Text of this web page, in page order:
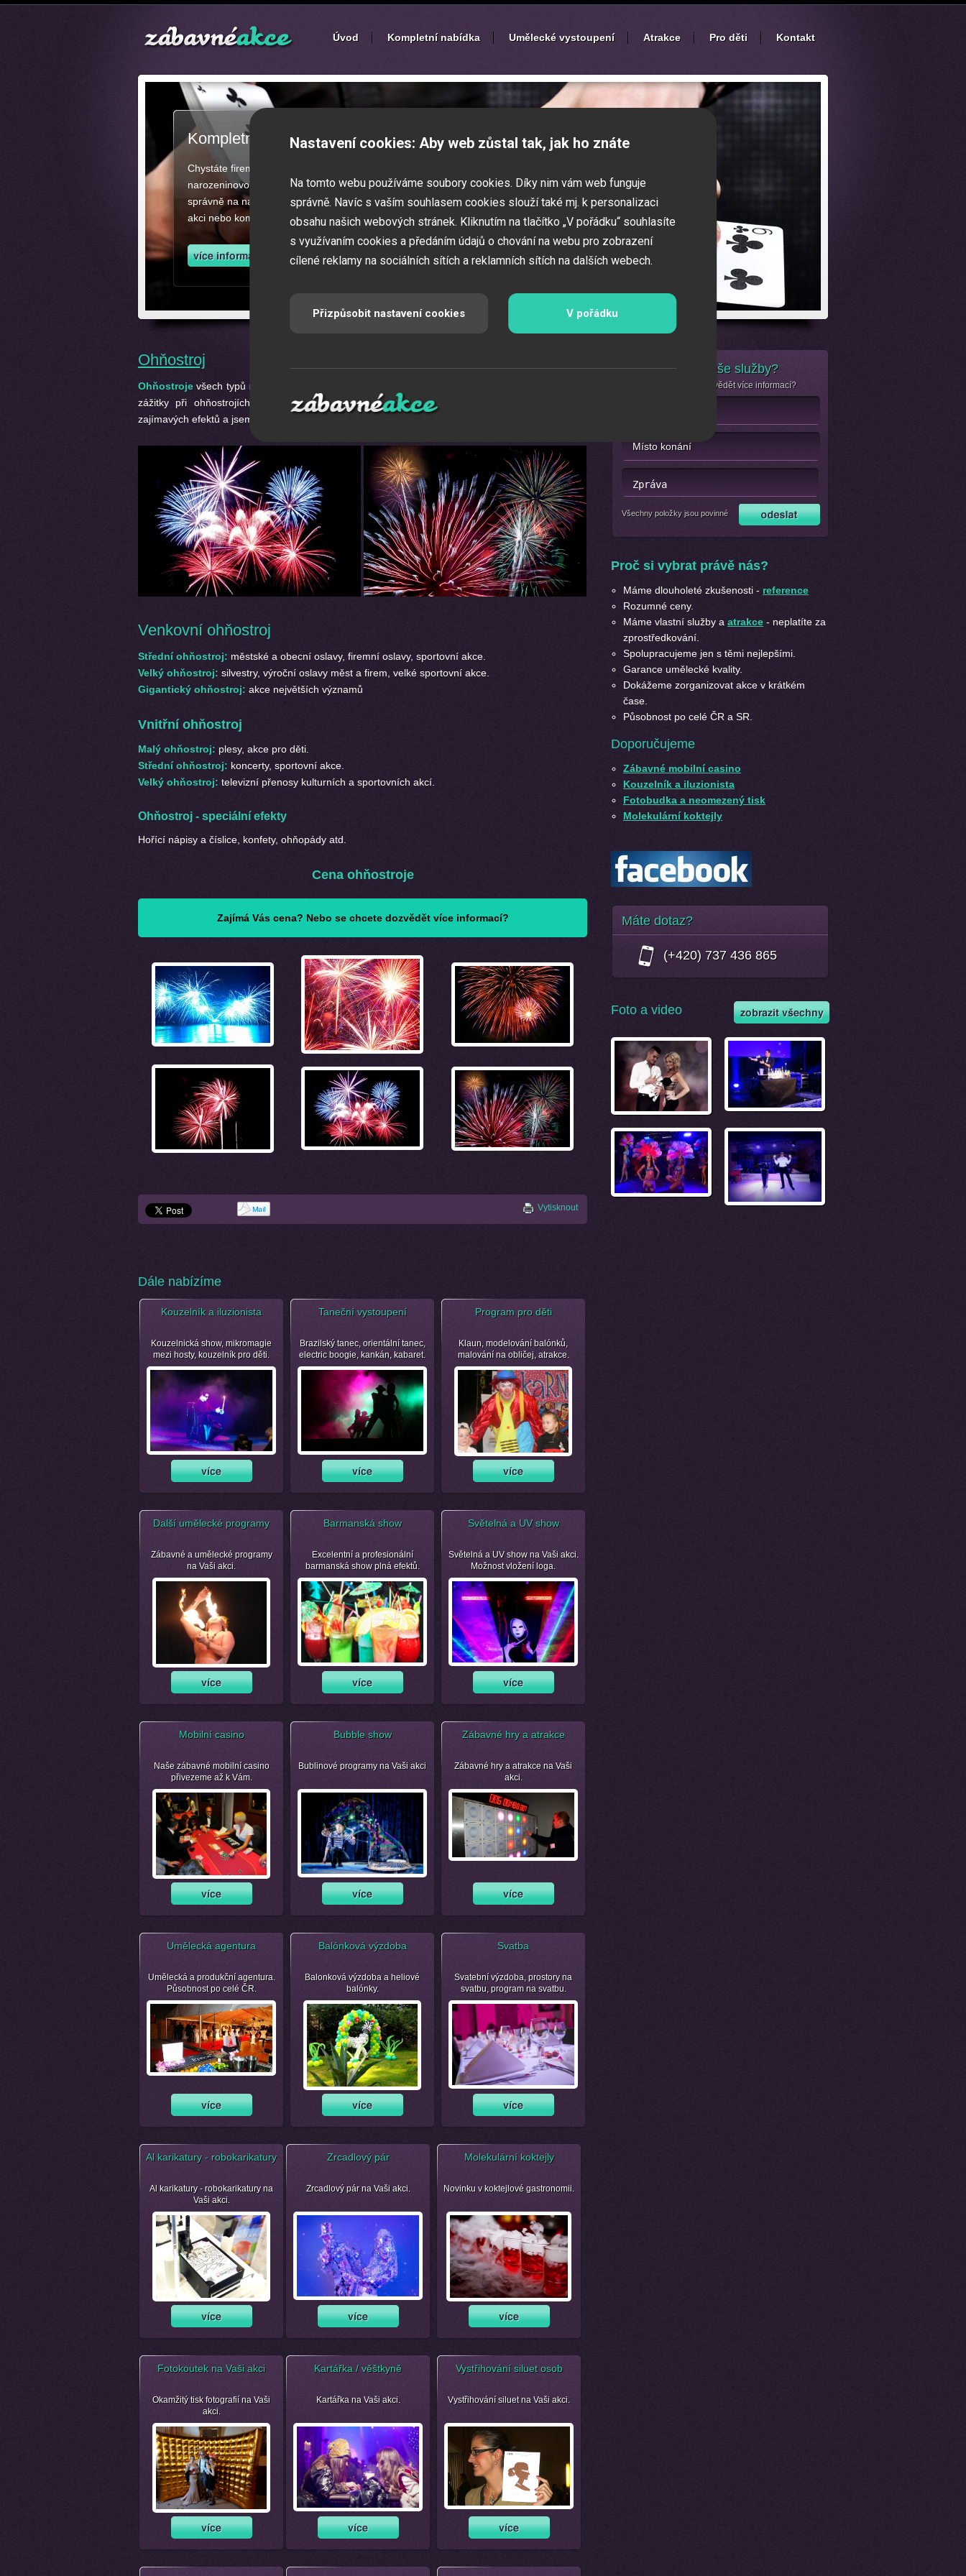
Úvod Kompletní nabídka Umělecké vystoupení Atrakce Pro děti Kontakt
Kompletní zajištěnízábavných akcí
Chystáte firemní akci, večírek nebo ples? Připravujete svatbu,
narozeninovou oslavu či zábavné představení pro děti? Pak jste
správně na našich stránkách. Zajistíme Vám jednotlivé umělce na Vaši
akci nebo kompletní zajištění zábavných a firemních akcí.
Ohňostroj
Ohňostroje všech typů na špičkové profesionální úrovni. Garantujeme Vám spokojenost a krásné
zážitky při ohňostrojích, které jsou skvělým vyvrcholením Vaší akce. Máme na výběr plno
zajímavých efektů a jsem schopni zajistit
Venkovní ohňostroj
Střední ohňostroj: městské a obecní oslavy, firemní oslavy, sportovní akce.
Velký ohňostroj: silvestry, výroční oslavy měst a firem, velké sportovní akce.
Gigantický ohňostroj: akce největších významů
Vnitřní ohňostroj
Malý ohňostroj: plesy, akce pro děti.
Střední ohňostroj: koncerty, sportovní akce.
Velký ohňostroj: televizní přenosy kulturních a sportovních akcí.
Ohňostroj - speciální efekty
Hořící nápisy a číslice, konfety, ohňopády atd.
Cena ohňostroje
Zajímá Vás cena? Nebo se chcete dozvědět více informací?
Vytisknout
Dále nabízíme
Kouzelník a iluzionista
Kouzelnická show, mikromagie
mezi hosty, kouzelník pro děti.
Taneční vystoupení
Brazilský tanec, orientální tanec,
electric boogie, kankán, kabaret.
Program pro děti
Klaun, modelování balónků,
malování na obličej, atrakce.
Další umělecké programy
Zábavné a umělecké programy
na Vaši akci.
Barmanská show
Excelentní a profesionální
barmanská show plná efektů.
Světelná a UV show
Světelná a UV show na Vaši akci.
Možnost vložení loga.
Mobilní casino
Naše zábavné mobilní casino
přivezeme až k Vám.
Bubble show
Bublinové programy na Vaši akci
Zábavné hry a atrakce
Zábavné hry a atrakce na Vaši
akci.
Umělecká agentura
Umělecká a produkční agentura.
Působnost po celé ČR.
Balónková výzdoba
Balonková výzdoba a heliové
balónky.
Svatba
Svatební výzdoba, prostory na
svatbu, program na svatbu.
Al karikatury - robokarikatury
Al karikatury - robokarikatury na
Vaši akci.
Zrcadlový pár
Zrcadlový pár na Vaši akci.
Molekulární koktejly
Novinku v koktejlové gastronomii.
Fotokoutek na Vaši akci
Okamžitý tisk fotografií na Vaši
akci.
Kartářka / věštkyně
Kartářka na Vaši akci.
Vystřihování siluet osob
Vystřihování siluet na Vaši akci.
Máte zájem o naše služby?
Nebo se jen chcete dozvědět více informací?
Všechny položky jsou povinné
Proč si vybrat právě nás?
Máme dlouholeté zkušenosti - reference
Rozumné ceny.
Máme vlastní služby a atrakce - neplatíte za
zprostředkování.
Spolupracujeme jen s těmi nejlepšími.
Garance umělecké kvality.
Dokážeme zorganizovat akce v krátkém
čase.
Působnost po celé ČR a SR.
Doporučujeme
Zábavné mobilní casino
Kouzelník a iluzionista
Fotobudka a neomezený tisk
Molekulární koktejly
Máte dotaz?
(+420) 737 436 865
Foto a video
Nastavení cookies: Aby web zůstal tak, jak ho znáte
Na tomto webu používáme soubory cookies. Díky nim vám web funguje
správně. Navíc s vaším souhlasem cookies slouží také mj. k personalizaci
obsahu našich webových stránek. Kliknutím na tlačítko „V pořádku“ souhlasíte
s využívaním cookies a předáním údajů o chování na webu pro zobrazení
cílené reklamy na sociálních sítích a reklamních sítích na dalších webech.
Přizpůsobit nastavení cookies V pořádku